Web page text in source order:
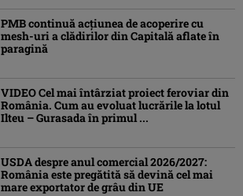
PMB continuă acțiunea de acoperire cu
mesh-uri a clădirilor din Capitală aflate în
paragină
VIDEO Cel mai întârziat proiect feroviar din
România. Cum au evoluat lucrările la lotul
Ilteu – Gurasada în primul ...
USDA despre anul comercial 2026/2027:
România este pregătită să devină cel mai
mare exportator de grâu din UE